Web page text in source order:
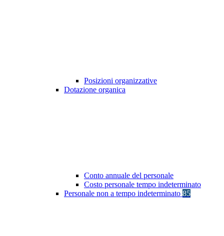
Posizioni organizzative
Dotazione organica
Conto annuale del personale
Costo personale tempo indeterminato
Personale non a tempo indeterminato 85